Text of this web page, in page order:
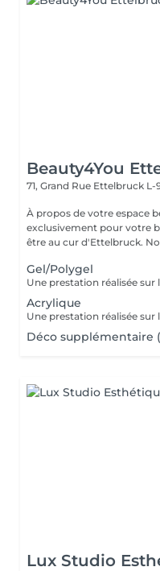
Beauty4You
71, Grand Rue Ettelbruck L-
À propos de votre espace beauté Un
exclusivement pour votre
être au cur d'Ettelbruck.
Gel/Polygel
Acrylique
Déco supplémentaire
Lux Studio